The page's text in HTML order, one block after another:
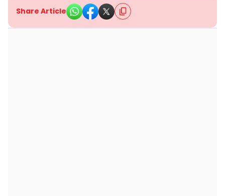
Share Article